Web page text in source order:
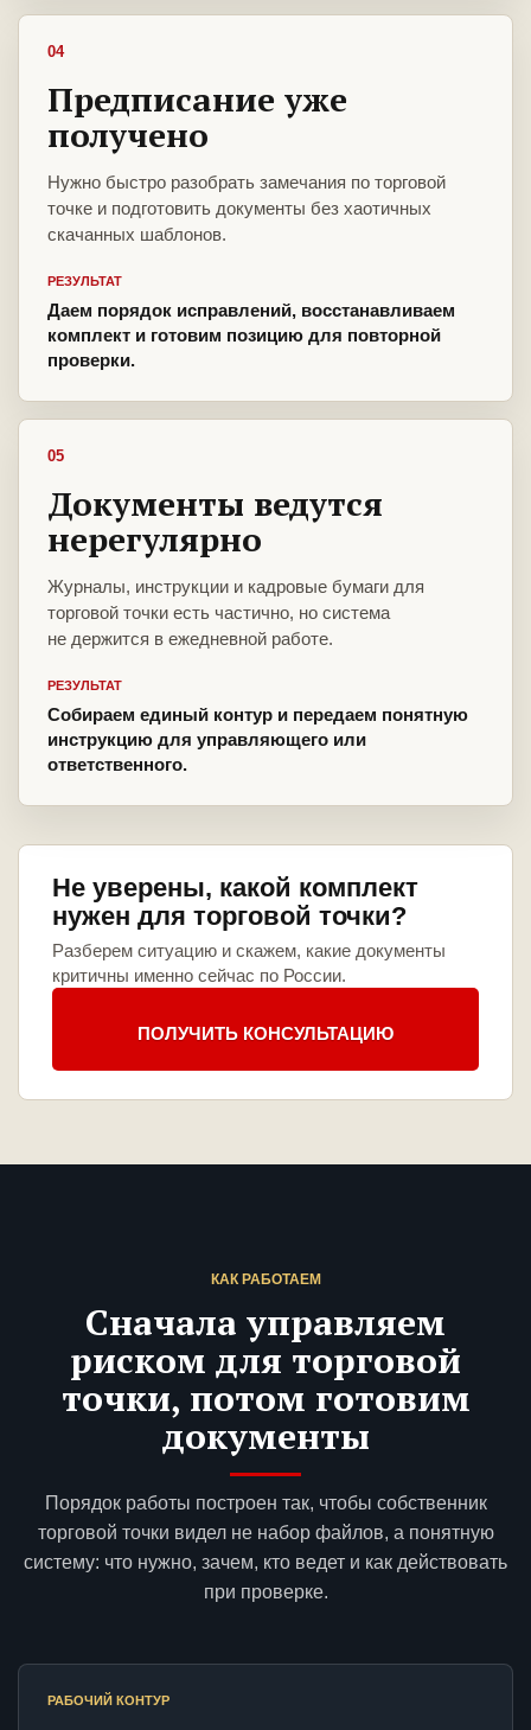
04
Предписание уже
получено
Нужно быстро разобрать замечания по торговой
точке и подготовить документы без хаотичных
скачанных шаблонов.
РЕЗУЛЬТАТ
Даем порядок исправлений, восстанавливаем
комплект и готовим позицию для повторной
проверки.
05
Документы ведутся
нерегулярно
Журналы, инструкции и кадровые бумаги для
торговой точки есть частично, но система
не держится в ежедневной работе.
РЕЗУЛЬТАТ
Собираем единый контур и передаем понятную
инструкцию для управляющего или
ответственного.
Не уверены, какой комплект
нужен для торговой точки?
Разберем ситуацию и скажем, какие документы
критичны именно сейчас по России.
ПОЛУЧИТЬ КОНСУЛЬТАЦИЮ
КАК РАБОТАЕМ
Сначала управляем
риском для торговой
точки, потом готовим
документы
Порядок работы построен так, чтобы собственник
торговой точки видел не набор файлов, а понятную
систему: что нужно, зачем, кто ведет и как действовать
при проверке.
РАБОЧИЙ КОНТУР